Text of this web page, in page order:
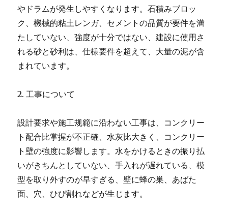
やドラムが発生しやすくなります。石積みブロッ
ク、機械的粘土レンガ、セメントの品質が要件を満
たしていない、強度が十分ではない、建設に使用さ
れる砂と砂利は、仕様要件を超えて、大量の泥が含
まれています。
2. 工事について
設計要求や施工规範に沿わない工事は、コンクリー
ト配合比掌握が不正確、水灰比大きく、コンクリー
ト壁の強度に影響します。水をかけるときの振り払
いがきちんとしていない、手入れが遅れている、模
型を取り外すのが早すぎる、壁に蜂の巣、あばた
面、穴、ひび割れなどが生じます。